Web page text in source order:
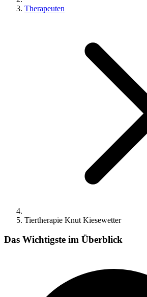
Therapeuten
Tiertherapie Knut Kiesewetter
Das Wichtigste im Überblick